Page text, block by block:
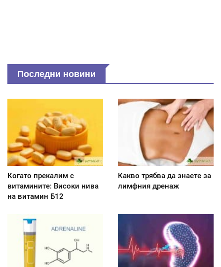
Последни новини
Когато прекалим с
витамините: Високи нива
на витамин Б12
Какво трябва да знаете за
лимфния дренаж